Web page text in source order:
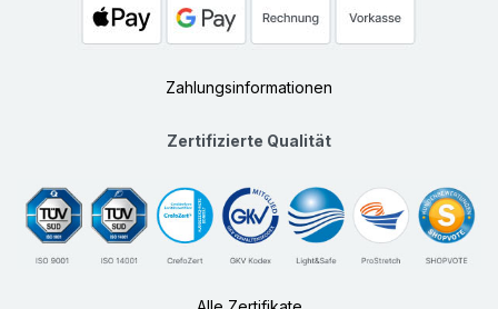
Zahlungsinformationen
Zertifizierte Qualität